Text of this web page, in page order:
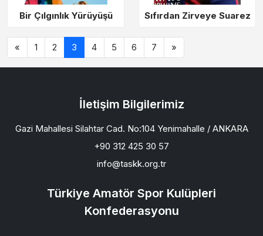
Bir Çılgınlık Yürüyüşü Sıfırdan Zirveye Suarez
« 1 2 3 4 5 6 7 »
İletişim Bilgilerimiz
Gazi Mahallesi Silahtar Cad. No:104 Yenimahalle / ANKARA
+90 312 425 30 57
info@taskk.org.tr
Türkiye Amatör Spor Kulüpleri
Konfederasyonu